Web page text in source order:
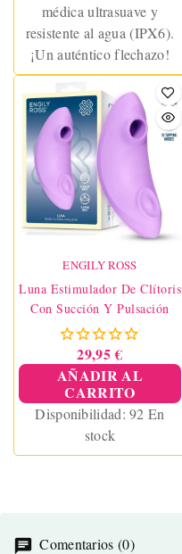
médica ultrasuave y
resistente al agua (IPX6).
¡Un auténtico flechazo!
ENGILY ROSS
Luna Estimulador De Clítoris
Con Succión Y Pulsación
29,95 €
AÑADIR AL
CARRITO
Disponibilidad:92 En
stock
Comentarios (0)